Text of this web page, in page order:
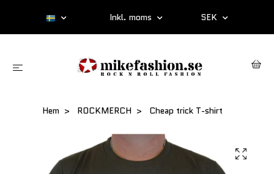
Inkl. moms SEK
Hem ROCKMERCH Cheap trick T-shirt